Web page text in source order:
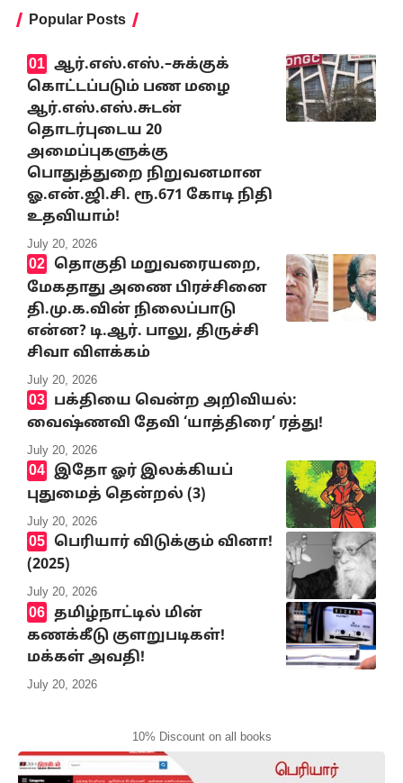
Popular Posts
ஆர்.எஸ்.எஸ்.–சுக்குக்
கொட்டப்படும் பண மழை
ஆர்.எஸ்.எஸ்.சுடன்
தொடர்புடைய 20
அமைப்புகளுக்கு
பொதுத்துறை நிறுவனமான
ஓ.என்.ஜி.சி. ரூ.671 கோடி நிதி
உதவியாம்!
July 20, 2026
தொகுதி மறுவரையறை,
மேகதாது அணை பிரச்சினை
தி.மு.க.வின் நிலைப்பாடு
என்ன? டி.ஆர். பாலு, திருச்சி
சிவா விளக்கம்
July 20, 2026
பக்தியை வென்ற அறிவியல்:
வைஷ்ணவி தேவி ‘யாத்திரை’ ரத்து!
July 20, 2026
இதோ ஓர் இலக்கியப்
புதுமைத் தென்றல் (3)
July 20, 2026
பெரியார் விடுக்கும் வினா!
(2025)
July 20, 2026
தமிழ்நாட்டில் மின்
கணக்கீடு குளறுபடிகள்!
மக்கள் அவதி!
July 20, 2026
10% Discount on all books